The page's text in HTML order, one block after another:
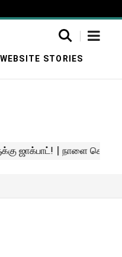
WEBSITE STORIES